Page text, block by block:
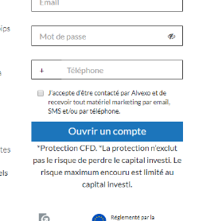
Copy Trading
disponible
Grande
communauté de
traders